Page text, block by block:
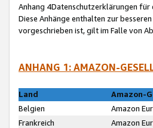
Anhang 4Datenschutzerklärungen
Diese Anhänge enthalten zur
vorgeschrieben ist, gilt im Falle von
ANHANG 1: AMAZON-
Land
Amazon-
Belgien
Amazon
Frankreich
Amazon